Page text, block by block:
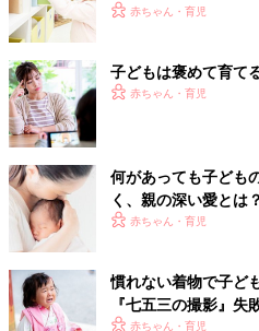
赤ちゃん・育児
子どもは褒めて育て
赤ちゃん・育児
何があっても子ども
く、親の深い愛とは？
赤ちゃん・育児
慣れない着物で子ど
『七五三の撮影』失
赤ちゃん・育児